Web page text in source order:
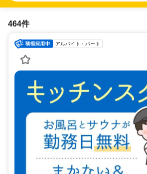
464件
アルバイト・パート